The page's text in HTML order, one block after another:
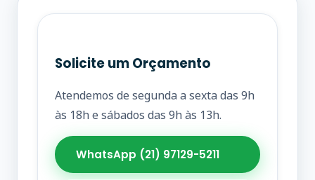
Solicite um Orçamento
Atendemos de segunda a sexta das 9h
às 18h e sábados das 9h às 13h.
WhatsApp (21) 97129-5211